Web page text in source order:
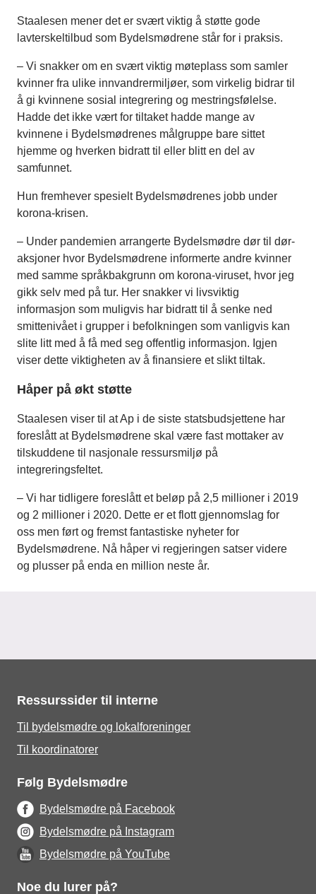
Staalesen mener det er svært viktig å støtte gode
lavterskeltilbud som Bydelsmødrene står for i praksis.
– Vi snakker om en svært viktig møteplass som samler
kvinner fra ulike innvandrermiljøer, som virkelig bidrar til
å gi kvinnene sosial integrering og mestringsfølelse.
Hadde det ikke vært for tiltaket hadde mange av
kvinnene i Bydelsmødrenes målgruppe bare sittet
hjemme og hverken bidratt til eller blitt en del av
samfunnet.
Hun fremhever spesielt Bydelsmødrenes jobb under
korona-krisen.
– Under pandemien arrangerte Bydelsmødre dør til dør-
aksjoner hvor Bydelsmødrene informerte andre kvinner
med samme språkbakgrunn om korona-viruset, hvor jeg
gikk selv med på tur. Her snakker vi livsviktig
informasjon som muligvis har bidratt til å senke ned
smittenivået i grupper i befolkningen som vanligvis kan
slite litt med å få med seg offentlig informasjon. Igjen
viser dette viktigheten av å finansiere et slikt tiltak.
Håper på økt støtte
Staalesen viser til at Ap i de siste statsbudsjettene har
foreslått at Bydelsmødrene skal være fast mottaker av
tilskuddene til nasjonale ressursmiljø på
integreringsfeltet.
– Vi har tidligere foreslått et beløp på 2,5 millioner i 2019
og 2 millioner i 2020. Dette er et flott gjennomslag for
oss men ført og fremst fantastiske nyheter for
Bydelsmødrene. Nå håper vi regjeringen satser videre
og plusser på enda en million neste år.
Ressurssider til interne
Til bydelsmødre og lokalforeninger
Til koordinatorer
Følg Bydelsmødre
Bydelsmødre på Facebook
Bydelsmødre på Instagram
Bydelsmødre på YouTube
Noe du lurer på?